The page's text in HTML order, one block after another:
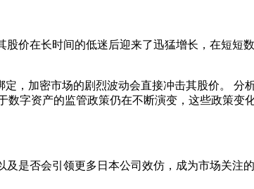
价在长时间的低迷后迎来了迅猛增长，在短短
，加密市场的剧烈波动会直接冲击其股价。
字资产的监管政策仍在不断演变，这些政策变
是否会引领更多日本公司效仿，成为市场关注的